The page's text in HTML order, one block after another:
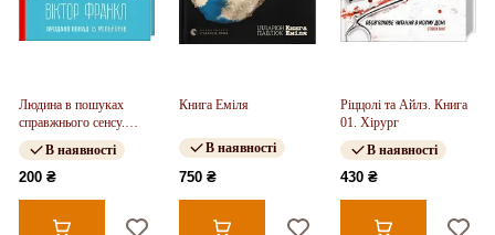
Людина в пошуках
справжнього сенсу.
Психолог у концтаборі
В наявності
200 ₴
Книга Еміля
В наявності
750 ₴
Ріццолі та Айлз. Книга
01. Хірург
В наявності
430 ₴